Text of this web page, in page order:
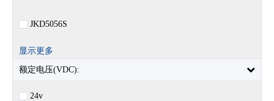
JKD5056S
显示更多
额定电压(VDC):
24v